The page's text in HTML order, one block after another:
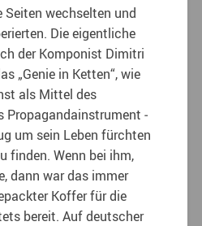
Seiten wechselten und
Die eigentliche
der Komponist Dimitri
„Genie in Ketten“, wie
als Mittel des
Propagandainstrument ‑
um sein Leben fürchten
finden. Wenn bei ihm,
dann war das immer
Koffer für die
bereit. Auf deutscher